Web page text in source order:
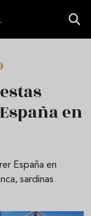
en
España en
sardinas